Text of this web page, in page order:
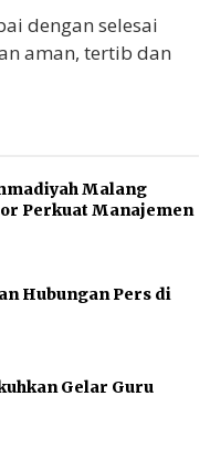
dengan selesai
aman, tertib dan
Malang
Perkuat Manajemen
Hubungan Pers di
Gelar Guru